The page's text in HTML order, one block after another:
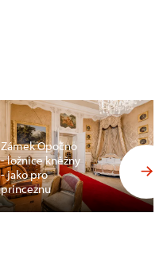
Zámek Opočno
- ložnice kněžny
- jako pro
princeznu